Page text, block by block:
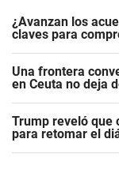
¿Avanzan los
claves para
Una frontera
en Ceuta no deja
Trump reveló que
para retomar el